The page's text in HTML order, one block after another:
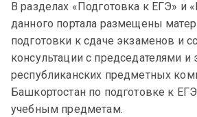
В разделах «Подготовка к ЕГЭ» и
данного портала размещены
подготовки к сдаче экзаменов и
консультации с председателями и
республиканских предметных
Башкортостан по подготовке к
учебным предметам.